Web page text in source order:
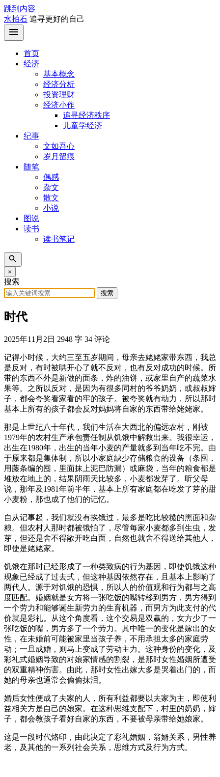
跳到内容
水拍石 追寻更好的自己
首页
经济
基本概念
经济分析
投资理财
经济小作
追寻经济秩序
儿童学经济
纪事
文如吾心
岁月留痕
随笔
偶感
杂文
散文
小说
图说
读书
读书笔记
×
搜索
搜索
时代
2025年11月2日 2948 字 34 评论
记得小时候，大约三至五岁期间，母亲去姥姥家带东西，我总
是反对，有时被哄开心了就不反对，也有反对成功的时候。所
带的东西不外是新做的面条，炸的油饼，或家里自产的蔬菜水
果等。之所以反对，是因为有很多同村的爷爷奶奶，或叔叔婶
子，都会夸奖看家看的牢的孩子。被夸奖就有动力，所以那时
基本上所有的孩子都会反对妈妈将自家的东西带给姥姥家。
那是上世纪八十年代，我们生活在大西北的偏远农村，刚被
1979年的农村生产承包责任制从饥饿中解救出来。我很幸运，
出生在1980年，出生的当年小麦的产量就多到当年吃不完。由
于原来都是集体制，所以小家庭缺少存储粮食的设备（条囤，
用藤条编的囤，里面抹上泥巴防漏）或麻袋，当年的粮食都是
堆放在地上的，结果阴雨天比较多，小麦都发芽了。听父母
说，那年及1981年前半年，基本上所有家庭都在吃发了芽的甜
小麦粉，那也成了他们的记忆。
自从记事起，我们就没有挨饿过，最多是吃比较糙的黑面和杂
粮。但农村人那时都被饿怕了，尽管每家小麦都多到生虫，发
芽，但还是舍不得敞开吃白面，自然也就舍不得送给其他人，
即使是姥姥家。
饥饿在那时已经形成了一种类致病的行为基因，即使饥饿这种
现象已经成了过去式，但这种基因依然存在，且基本上影响了
两代人。源于对饥饿的恐惧，所以人的价值观和行为都与之高
度匹配。婚姻就是女方将一张吃饭的嘴转移到男方，男方得到
一个劳力和能够诞生新劳力的生育机器，而男方为此支付的代
价就是彩礼。从这个角度看，这个交易是双赢的，女方少了一
张吃饭的嘴，男方多了一个劳力。其中唯一的变化是嫁出的女
性，在未婚前可能被家里当孩子养，不用承担太多的家庭劳
动；一旦成婚，则马上变成了劳动主力。这种身份的变化，及
彩礼式婚姻导致的对娘家情感的割裂，是那时女性婚姻所遭受
的双重精神伤害。由此，那时女性出嫁大多是哭着出门的，而
她的母亲也通常会偷偷抹泪。
婚后女性便成了夫家的人，所有利益都要以夫家为主，即使利
益相关方是自己的娘家。在这种思维支配下，村里的奶奶，婶
子，都会教孩子看好自家的东西，不要被母亲带给她娘家。
这是一段时代烙印，由此决定了彩礼婚姻，翁婿关系，男性养
老，及其他的一系列社会关系，思维方式及行为方式。